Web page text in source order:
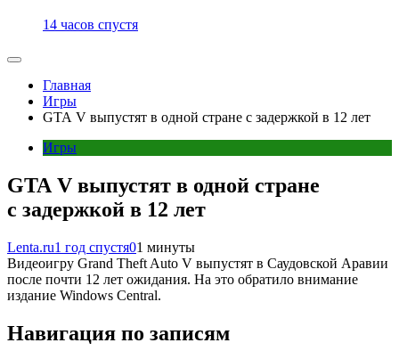
14 часов спустя
Главная
Игры
GTA V выпустят в одной стране с задержкой в 12 лет
Игры
GTA V выпустят в одной стране
с задержкой в 12 лет
Lenta.ru1 год спустя01 минуты
Видеоигру Grand Theft Auto V выпустят в Саудовской Аравии
после почти 12 лет ожидания. На это обратило внимание
издание Windows Central.
Навигация по записям